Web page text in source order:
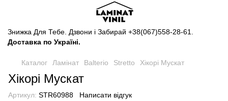
Знижка Для Тебе. Дзвони і Забирай +38(067)558-28-61
Доставка по Україні.
Каталог Ламінат Balterio Stretto Хікорі Мускат
Хікорі Мускат
Артикул: STR60988 Написати відгук